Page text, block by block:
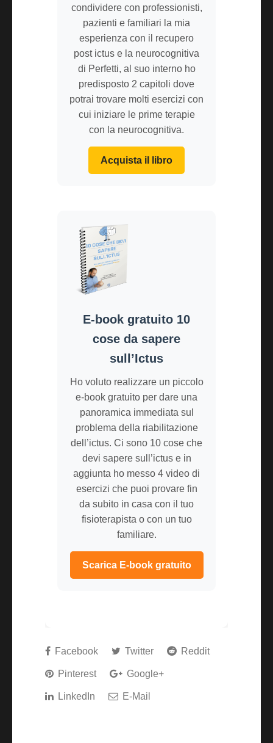
condividere con professionisti,
pazienti e familiari la mia
esperienza con il recupero
post ictus e la neurocognitiva
di Perfetti, al suo interno ho
predisposto 2 capitoli dove
potrai trovare molti esercizi con
cui iniziare le prime terapie
con la neurocognitiva.
Acquista il libro
E-book gratuito 10
cose da sapere
sull’Ictus
Ho voluto realizzare un piccolo
e-book gratuito per dare una
panoramica immediata sul
problema della riabilitazione
dell’ictus. Ci sono 10 cose che
devi sapere sull’ictus e in
aggiunta ho messo 4 video di
esercizi che puoi provare fin
da subito in casa con il tuo
fisioterapista o con un tuo
familiare.
Scarica E-book gratuito
Facebook Twitter Reddit
Pinterest Google+
LinkedIn E-Mail